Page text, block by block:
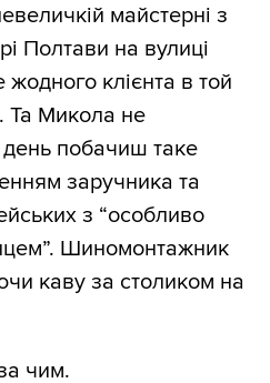
майстерні з
Полтави на вулиці
клієнта в той
Та Микола не
побачиш таке
заручника та
з “особливо
Шиномонтажник
каву за столиком на
чим.